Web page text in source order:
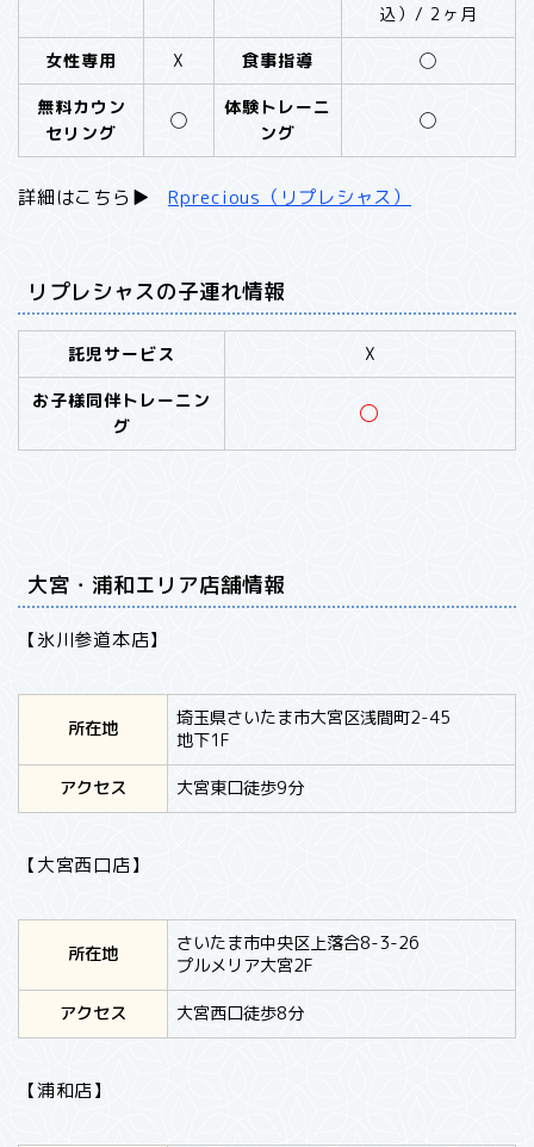
込）/ 2ヶ月
女性専用 X 食事指導 ◯
無料カウン
セリング
◯
体験トレーニ
ング
◯
詳細はこちら▶︎Rprecious（リプレシャス）
リプレシャスの子連れ情報
託児サービス X
お子様同伴トレーニン
グ
◯
大宮・浦和エリア店舗情報
【氷川参道本店】
所在地
埼玉県さいたま市大宮区浅間町2-45
地下1F
アクセス
大宮東口徒歩9分
【大宮西口店】
所在地
さいたま市中央区上落合8-3-26
プルメリア大宮2F
アクセス
大宮西口徒歩8分
【浦和店】